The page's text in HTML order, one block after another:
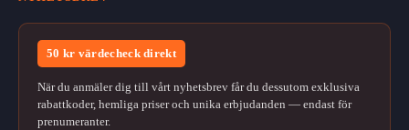
50 kr värdecheck direkt
När du anmäler dig till vårt nyhetsbrev får du dessutom exklusiva
rabattkoder, hemliga priser och unika erbjudanden — endast för
prenumeranter.